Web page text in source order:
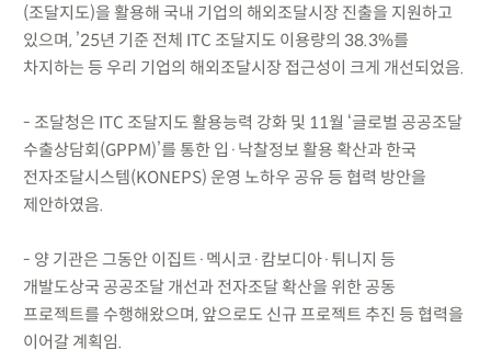
(조달지도)을 활용해 국내 기업의 해외조달시장 진출을 지원하고
있으며, ’25년 기준 전체 ITC 조달지도 이용량의 38.3%를
차지하는 등 우리 기업의 해외조달시장 접근성이 크게 개선되었음.
- 조달청은 ITC 조달지도 활용능력 강화 및 11월 ‘글로벌 공공조달
수출상담회(GPPM)’를 통한 입·낙찰정보 활용 확산과 한국
전자조달시스템(KONEPS) 운영 노하우 공유 등 협력 방안을
제안하였음.
- 양 기관은 그동안 이집트·멕시코·캄보디아·튀니지 등
개발도상국 공공조달 개선과 전자조달 확산을 위한 공동
프로젝트를 수행해왔으며, 앞으로도 신규 프로젝트 추진 등 협력을
이어갈 계획임.